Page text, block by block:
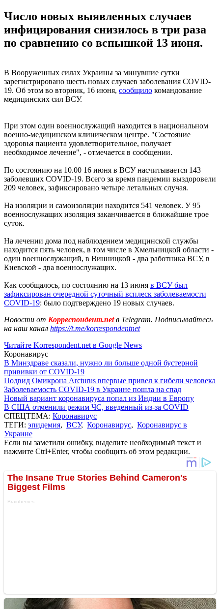
Число новых выявленных случаев
инфицирования снизилось в три раза
по сравнению со вспышкой 13 июня.
В Вооруженных силах Украины за минувшие сутки
зарегистрировано шесть новых случаев заболевания COVID-
19. Об этом во вторник, 16 июня, сообщило командование
медицинских сил ВСУ.
При этом один военнослужащий находится в национальном
военно-медицинском клиническом центре. "Состояние
здоровья пациента удовлетворительное, получает
необходимое лечение", - отмечается в сообщении.
По состоянию на 10.00 16 июня в ВСУ насчитывается 143
заболевших COVID-19. Всего за время пандемии выздоровели
209 человек, зафиксировано четыре летальных случая.
На изоляции и самоизоляции находится 541 человек. У 95
военнослужащих изоляция заканчивается в ближайшие трое
суток.
На лечении дома под наблюдением медицинской службы
находится пять человек, в том числе в Хмельницкой области -
один военнослужащий, в Винницкой - два работника ВСУ, в
Киевской - два военнослужащих.
Как сообщалось, по состоянию на 13 июня в ВСУ был
зафиксирован очередной суточный всплеск заболеваемости
COVID-19: было подтверждено 19 новых случаев.
Новости от Корреспондент.netв Telegram. Подписывайтесь
на наш канал https://t.me/korrespondentnet
Читайте Korrespondent.net в Google News
Коронавирус
В Минздраве сказали, нужно ли больше одной бустерной
прививки от COVID-19
Подвид Омикрона Arcturus впервые привел к гибели человека
Заболеваемость COVID-19 в Украине пошла на спад
Новый вариант коронавируса попал из Индии в Европу
В США отменили режим ЧС, введенный из-за COVID
СПЕЦТЕМА: Коронавирус
ТЕГИ: эпидемия, ВСУ, Коронавирус, Коронавирус в
Украине
Если вы заметили ошибку, выделите необходимый текст и
нажмите Ctrl+Enter, чтобы сообщить об этом редакции.